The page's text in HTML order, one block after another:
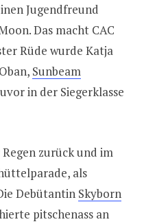
Jugendfreund
Das macht CAC
Rüde wurde Katja
Sunbeam
in der Siegerklasse
zurück und im
als
Debütantin Skyborn
pitschenass an